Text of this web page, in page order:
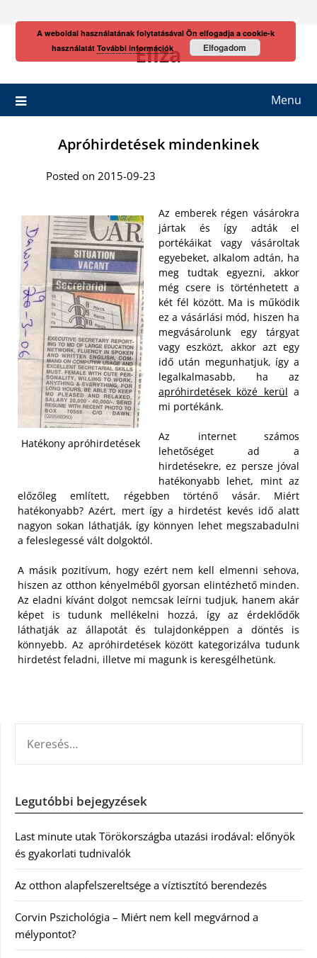
Eliza
Menu
Apróhirdetések mindenkinek
Posted on 2015-09-23
Hatékony apróhirdetések
Az emberek régen vásárokra
jártak és így adták el
portékáikat vagy vásároltak
egyebeket, alkalom adtán, ha
meg tudtak egyezni, akkor
még csere is történhetett a
két fél között. Ma is működik
ez a vásárlási mód, hiszen ha
megvásárolunk egy tárgyat
vagy eszközt, akkor azt egy
idő után megunhatjuk, így a
legalkalmasabb, ha az
apróhirdetések közé kerül a
mi portékánk.
Az internet számos
lehetőséget ad a
hirdetésekre, ez persze jóval
hatékonyabb lehet, mint az
előzőleg említett, régebben történő vásár. Miért
hatékonyabb? Azért, mert így a hirdetést kevés idő alatt
nagyon sokan láthatják, így könnyen lehet megszabadulni
a feleslegessé vált dolgoktól.
A másik pozitívum, hogy ezért nem kell elmenni sehova,
hiszen az otthon kényelméből gyorsan elintézhető minden.
Az eladni kívánt dolgot nemcsak leírni tudjuk, hanem akár
képet is tudunk mellékelni hozzá, így az érdeklődők
láthatják az állapotát és tulajdonképpen a döntés is
könnyebb. Az apróhirdetések között kategorizálva tudunk
hirdetést feladni, illetve mi magunk is keresgélhetünk.
Legutóbbi bejegyzések
Last minute utak Törökországba utazási irodával: előnyök
és gyakorlati tudnivalók
Az otthon alapfelszereltsége a víztisztító berendezés
Corvin Pszichológia – Miért nem kell megvárnod a
mélypontot?
A weboldal használatának folytatásával Ön elfogadja a cookie-k
használatát További információk Elfogadom